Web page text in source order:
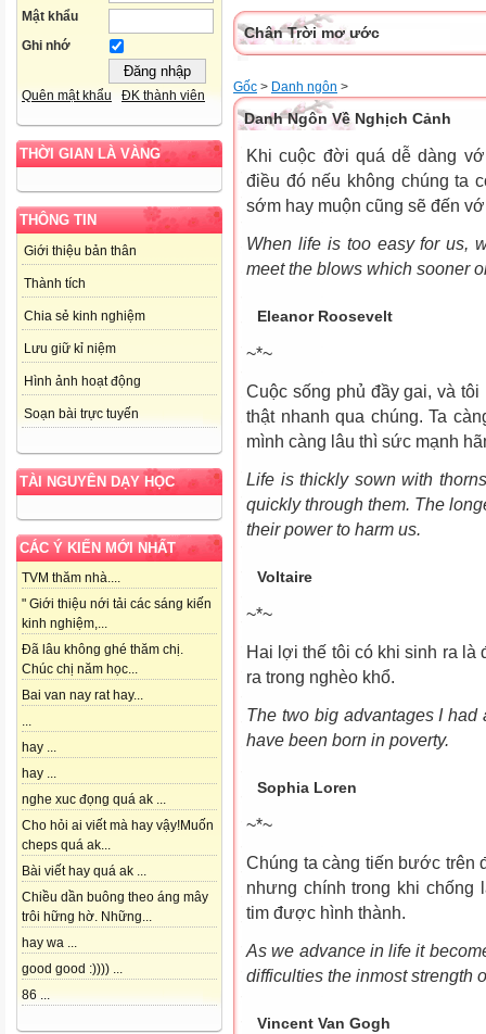
Mật khẩu
Ghi nhớ
Quên mật khẩu ĐK thành viên
THỜI GIAN LÀ VÀNG
THÔNG TIN
Giới thiệu bản thân
Thành tích
Chia sẻ kinh nghiệm
Lưu giữ kỉ niệm
Hình ảnh hoạt động
Soạn bài trực tuyến
TÀI NGUYÊN DẠY HỌC
CÁC Ý KIẾN MỚI NHẤT
TVM thăm nhà....
" Giới thiệu nới tải các sáng kiến
kinh nghiệm,...
Đã lâu không ghé thăm chị.
Chúc chị năm học...
Bai van nay rat hay...
...
hay ...
hay ...
nghe xuc đọng quá ak ...
Cho hỏi ai viết mà hay vậy!Muốn
cheps quá ak...
Bài viết hay quá ak ...
Chiều dần buông theo áng mây
trôi hững hờ. Những...
hay wa ...
good good :)))) ...
86 ...
Chân Trời mơ ước
Gốc > Danh ngôn >
Danh Ngôn Về Nghịch Cảnh
Khi cuộc đời quá dễ dàng
điều đó nếu không chúng ta
sớm hay muộn cũng sẽ đến
When life is too easy for us,
meet the blows which sooner
Eleanor Roosevelt
~*~
Cuộc sống phủ đầy gai, và
thật nhanh qua chúng. Ta
mình càng lâu thì sức mạnh
Life is thickly sown with
quickly through them. The
their power to harm us.
Voltaire
~*~
Hai lợi thế tôi có khi sinh ra
ra trong nghèo khổ.
The two big advantages I
have been born in poverty.
Sophia Loren
~*~
Chúng ta càng tiến bước trên
nhưng chính trong khi chống
tim được hình thành.
As we advance in life it
difficulties the inmost strength
Vincent Van Gogh